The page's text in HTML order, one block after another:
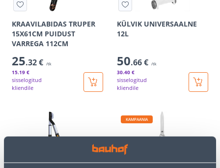
KRAAVILABIDAS TRUPER
15X61CM PUIDUST
VARREGA 112CM
25.32 € /tk
15.19 €
sisselogitud
kliendile
KÜLVIK UNIVERSAALNE
12L
50.66 € /tk
30.40 €
sisselogitud
kliendile
KAMPAANIA